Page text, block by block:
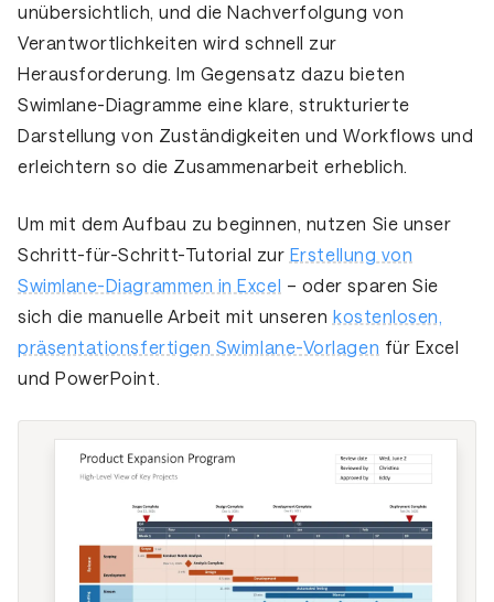
unübersichtlich, und die Nachverfolgung von
Verantwortlichkeiten wird schnell zur
Herausforderung. Im Gegensatz dazu bieten
Swimlane-Diagramme eine klare, strukturierte
Darstellung von Zuständigkeiten und Workflows und
erleichtern so die Zusammenarbeit erheblich.
Um mit dem Aufbau zu beginnen, nutzen Sie unser
Schritt-für-Schritt-Tutorial zur Erstellung von
Swimlane-Diagrammen in Excel – oder sparen Sie
sich die manuelle Arbeit mit unseren kostenlosen,
präsentationsfertigen Swimlane-Vorlagen für Excel
und PowerPoint.